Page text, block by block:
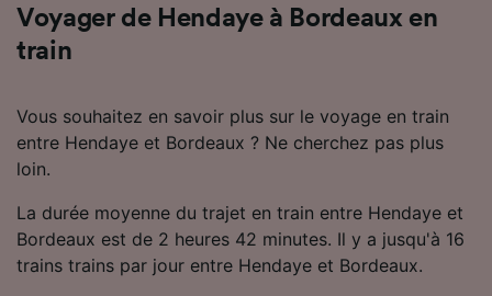
Voyager de Hendaye à Bordeaux en
train
Vous souhaitez en savoir plus sur le voyage en train
entre Hendaye et Bordeaux ? Ne cherchez pas plus
loin.
La durée moyenne du trajet en train entre Hendaye et
Bordeaux est de 2 heures 42 minutes. Il y a jusqu'à 16
trains trains par jour entre Hendaye et Bordeaux.
caractéristiques de l’appareil pour
l’identification. Stocker et/ou accéder à des
informations sur un appareil. Publicités et
études d’audience et développement de
services.